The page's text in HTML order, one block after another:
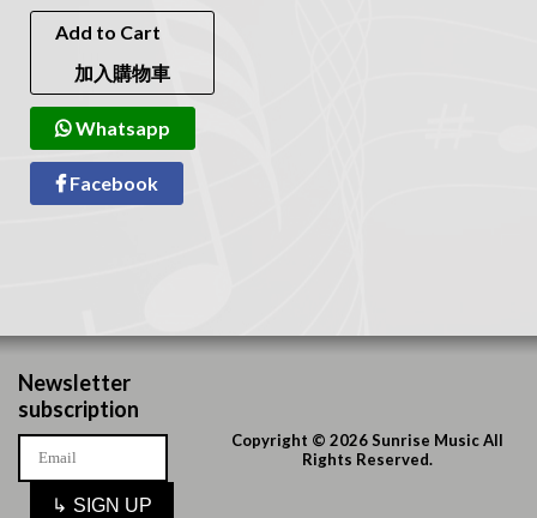
Add to Cart
加入購物車
Whatsapp
Facebook
Newsletter
subscription
↳ SIGN UP
Copyright © 2026 Sunrise Music All
Rights Reserved.